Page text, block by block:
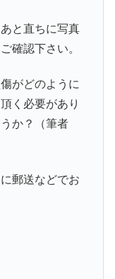
と直ちに写真
確認下さい。
がどのように
く必要があり
か？（筆者
郵送などでお